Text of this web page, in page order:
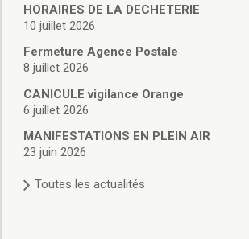
Cadastre
Actes d’état civil
Budget de Fonctionnement
Budget d’Investissement
Conseils municipaux
Règlement du conseil municipal
Délibérations 2025
HORAIRES DE LA DECHETERIE
10 juillet 2026
Fermeture Agence Postale
8 juillet 2026
CANICULE vigilance Orange
6 juillet 2026
MANIFESTATIONS EN PLEIN AIR
23 juin 2026
Toutes les actualités